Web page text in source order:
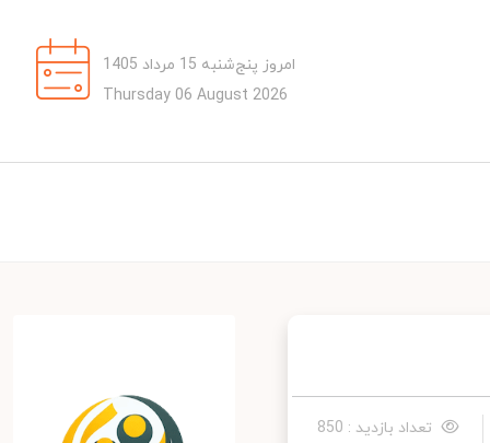
امروز پنج‌شنبه 15 مرداد 1405
Thursday 06 August 2026
تعداد بازدید : 850